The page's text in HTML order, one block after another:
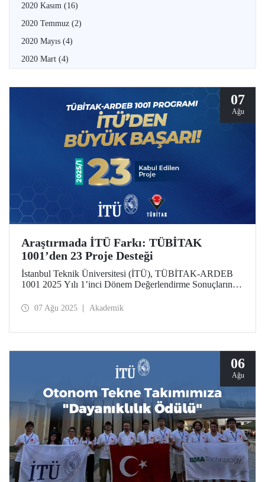
2020 Kasım (16)
2020 Temmuz (2)
2020 Mayıs (4)
2020 Mart (4)
07
Ağu
Araştırmada İTÜ Farkı: TÜBİTAK
1001’den 23 Proje Desteği
İstanbul Teknik Üniversitesi (İTÜ), TÜBİTAK-ARDEB
1001 2025 Yılı 1’inci Dönem Değerlendirme Sonuçlarına
07 Ağu 2025 Akademik
06
Ağu